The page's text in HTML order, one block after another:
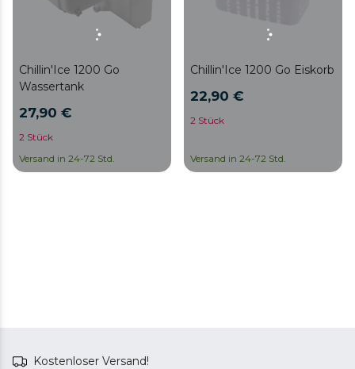
Chillin'Ice 1200 Go
Wassertank
27,90 €
2 Stück
Versand in 24-72 Std.
Chillin'Ice 1200 Go Eiskorb
22,90 €
2 Stück
Versand in 24-72 Std.
Kostenloser Versand!